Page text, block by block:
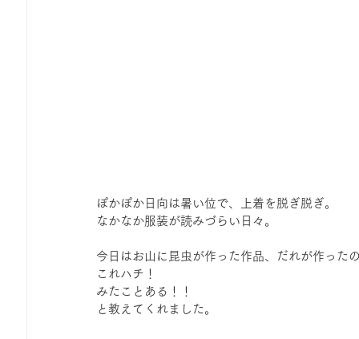
ぽかぽか日向は暑い位で、上着を脱ぎ脱ぎ。
なかなか服装が読みづらい日々。
今日はお山に昆虫が作った作品、だれが作った
これハチ！
みたことある！！
と教えてくれました。